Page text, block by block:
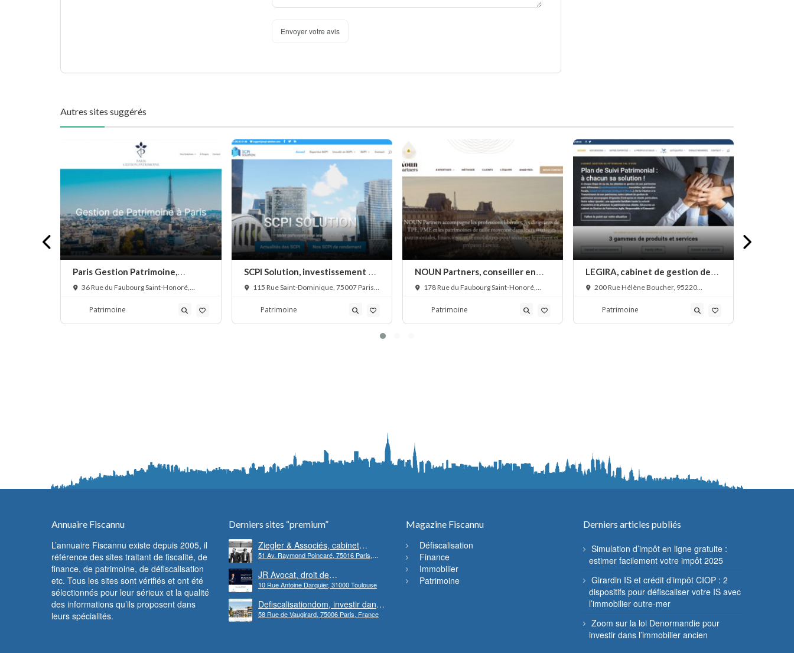
Envoyer votre avis
Autres sites suggérés
Paris Gestion Patrimoine,
gestion patrimoniale
36 Rue du Faubourg Saint-Honoré,
Patrimoine
SCPI Solution, investissement en
SCPI115 Rue Saint-Dominique, 75007 Paris,
Patrimoine
NOUN Partners, conseiller en
stratégie patrimoniale,
178 Rue du Faubourg Saint-Honoré,
Patrimoine
LEGIRA, cabinet de gestion de
patrimoine Val-d’Oise
200 Rue Hélène Boucher, 95220
Patrimoine
Annuaire Fiscannu
L’annuaire Fiscannu existe depuis 2005, il
référence des sites traitant de fiscalité, de
finance, de patrimoine, de défiscalisation
etc. Tous les sites sont vérifiés et ont été
sélectionnés pour leur sérieux et la qualité
des informations qu’ils proposent dans
leurs spécialités.
Derniers sites “premium”
Ziegler & Associés, cabinet
d’avocats en droit bancaire,
financières
51 Av. Raymond Poincaré, 75016 Paris,
JR Avocat, droit de
l’environnement et de l’urbanisme
10 Rue Antoine Darquier, 31000 Toulouse
Defiscalisationdom, investir dans
l’immobilier neuf Outre-mer
58 Rue de Vaugirard, 75006 Paris, France
Magazine Fiscannu
Défiscalisation
Finance
Immobilier
Patrimoine
Derniers articles publiés
Simulation d’impôt en ligne gratuite :
estimer facilement votre impôt 2025
Girardin IS et crédit d’impôt CIOP : 2
dispositifs pour défiscaliser votre IS avec
l’immobilier outre-mer
Zoom sur la loi Denormandie pour
investir dans l’immobilier ancien